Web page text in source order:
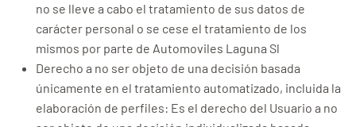
no se lleve a cabo el tratamiento de sus datos de
carácter personal o se cese el tratamiento de los
mismos por parte de Automoviles Laguna Sl
Derecho a no ser objeto de una decisión basada
únicamente en el tratamiento automatizado, incluida la
elaboración de perfiles: Es el derecho del Usuario a no